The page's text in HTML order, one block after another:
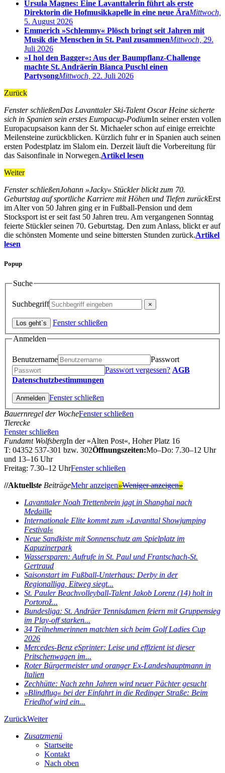
Ursula Magnes: Eine Lavanttalerin führt als erste
Direktorin die Hofmusikkapelle in eine neue ÄraMittwoch,
5. August 2026
Emmerich »Schlemmy« Plösch bringt seit Jahren mit
Musik die Menschen in St. Paul zusammenMittwoch, 29.
Juli 2026
»I hol den Bagger«: Aus der Baumpflanz-Challenge
machte St. Andräerin Bianca Puschl einen
PartysongMittwoch, 22. Juli 2026
Zurück
Fenster schließenDas Lavanttaler Ski-Talent Oscar Heine sicherte
sich in Spanien sein erstes Europacup-PodiumIn seiner ersten vollen
Europacupsaison kann der St. Michaeler schon auf einige erreichte
Meilensteine zurückblicken. Kürzlich fuhr er in Spanien auch seinen
ersten Podestplatz im Slalom ein. Derzeit läuft die Vorbereitung für
das Saisonfinale in Norwegen.Artikel lesen
Weiter
Fenster schließenJohann »Jacky« Stückler blickt zum 70.
Geburtstag auf sportliche Karriere mit Höhen und Tiefen zurückErst
im Alter von 50 Jahren ging er in Fußball-Pension und dem
Stocksport ist er seit fast 50 Jahren treu. Am vergangenen Sonntag
feierte Stückler seinen 70. Geburtstag. Den zum Anlass, blickt er auf
die schönsten Momente und seine bittersten Stunden zurück.Artikel
lesen
Popup
Suche
Suchbegriff
Fenster schließen
Anmelden
Benutzername
Passwort
Passwort vergessen? AGB
Datenschutzbestimmungen
Fenster schließen
Bauernregel der WocheFenster schließen
Tierecke
Fenster schließen
Fundamt WolfsbergIn der »Alten Post«, Hoher Platz 16
T: 04352 537-301 bzw. 302Öffnungszeiten:Mo–Do: 7.30–12 Uhr
und 13–16 Uhr
Freitag: 7.30–12 UhrFenster schließen
//Aktuellste BeiträgeMehr anzeigen»Weniger anzeigen»
Lavanttaler Noah Trettenbrein jagt in Shanghai nach
Medaille
Internationale Elite kommt zum »Lavanttal Showjumping
Festival«
Neue Sandkiste mit Sonnenschutz am Spielplatz im
Kapuzinerpark
Wassersparen: Aufrufe in St. Paul und Frantschach-St.
Gertraud
Saisonstart im Fußball-Unterhaus: Derby in der
Regionalliga, Eitweg siegt...
St. Pauler Beachvolleyball-Talent Jakob Lorenz (14) holt in
Portorož...
Bundesliga: St. Andräer Tennisdamen feiern mit Gruppensieg
im Play-off starken...
34 Teilnehmerinnen matchten sich beim Golf Ladies Cup
2026
Mercedes-Benz eSprinter: Leise und effizient ist dieser
Pritschenwagen im...
Roter Bürgermeister und oranger Ex-Landeshauptmann in
Italien
Zechhütte: Nach zehn Jahren wird neuer Pächter gesucht
»Blindflug« bei der Einfahrt in die Redinger Straße: Beim
Friedhof wird ein...
ZurückWeiter
Zusatzmenü
Startseite
Kontakt
Nach oben